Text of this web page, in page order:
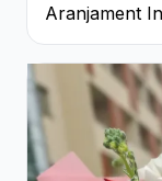
Aranjament
Floarea